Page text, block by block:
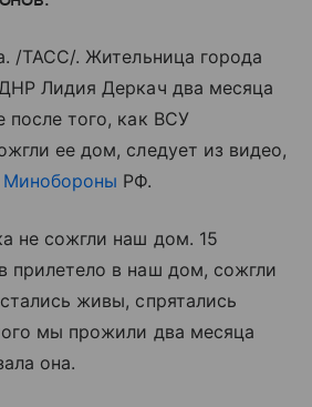
/ТАСС/. Жительница города
Лидия Деркач два месяца
после того, как ВСУ
ее дом, следует из видео,
Минобороны РФ.
не сожгли наш дом. 15
прилетело в наш дом, сожгли
живы, спрятались
мы прожили два месяца
она.